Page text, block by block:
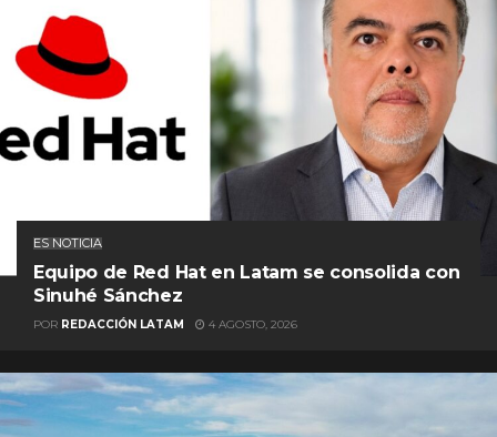
ES NOTICIA
Equipo de Red Hat en Latam se consolida con
Sinuhé Sánchez
POR REDACCIÓN LATAM 4 AGOSTO, 2026